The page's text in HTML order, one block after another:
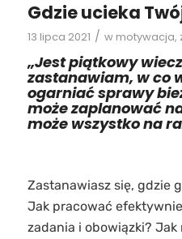
Gdzie ucieka
13 lipca 2021 / w motywacja,
„Jest piątkowy
zastanawiam, w co
ogarniać sprawy
może zaplanować
może wszystko na
Zastanawiasz się, gdzie
Jak pracować
zadania i obowiązki?